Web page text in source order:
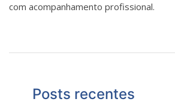
com acompanhamento profissional.
Posts recentes